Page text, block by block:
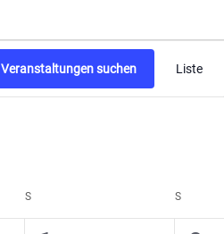
Veranstaltungen suchen Liste
S S